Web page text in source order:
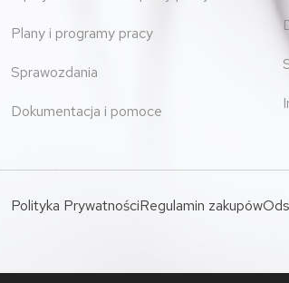
Plany i programy pracy
Sprawozdania
Dokumentacja i pomoce
Polityka PrywatnościRegulamin zakupów